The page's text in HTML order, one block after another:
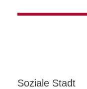
Soziale Stadt